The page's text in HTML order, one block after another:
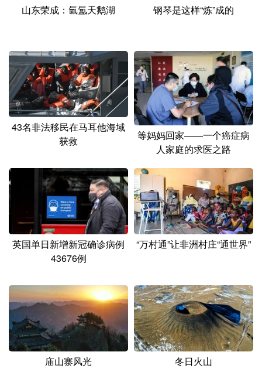
多语种频道
Русский язык 日本語 한국어
Deutsch Português
山东荣成：氤氲天鹅湖 钢琴是这样“炼”成的
43名非法移民在马耳他海域
获救
等妈妈回家——一个癌症病
人家庭的求医之路
英国单日新增新冠确诊病例
43676例
“万村通”让非洲村庄“通世界”
庙山寨风光 冬日火山